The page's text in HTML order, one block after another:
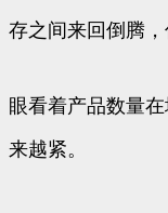
存之间来回倒腾
眼看着产品数量
来越紧。